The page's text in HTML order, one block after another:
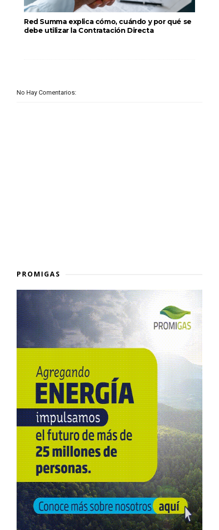
Red Summa explica cómo, cuándo y por qué se
debe utilizar la Contratación Directa
No Hay Comentarios:
PROMIGAS